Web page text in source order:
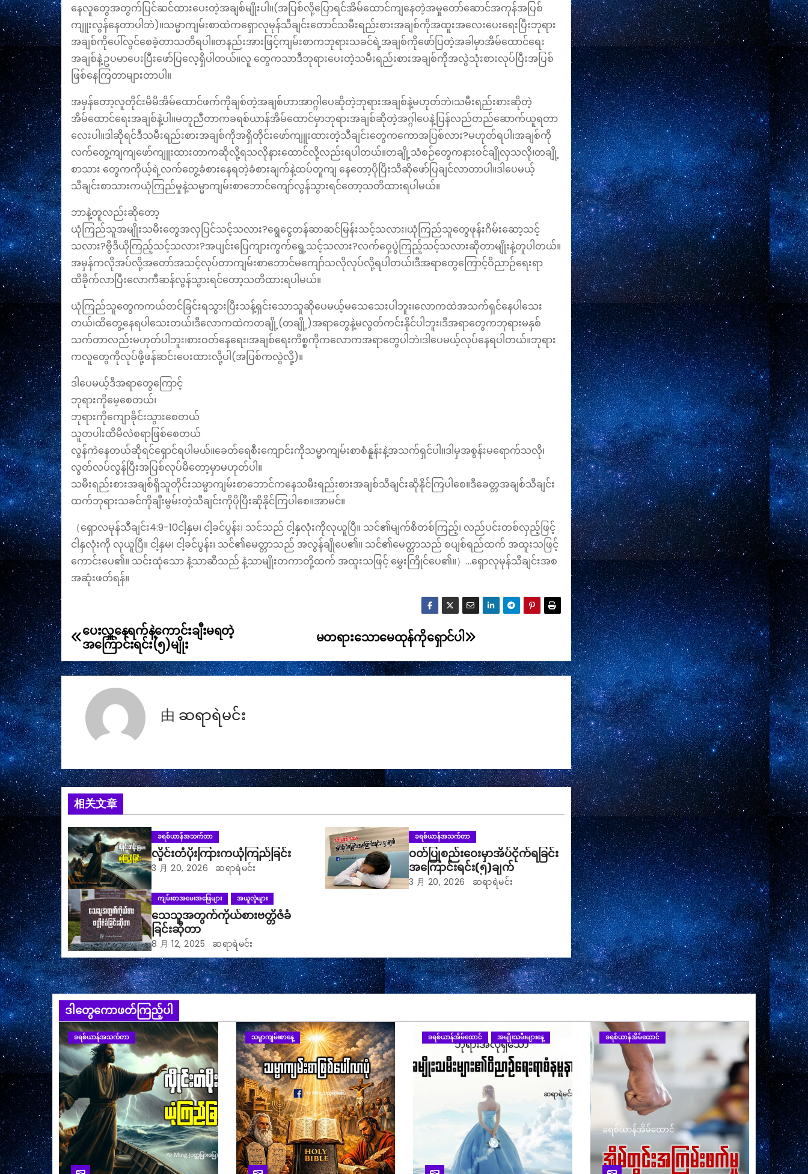
နေလူတွေအတွက်ပြင်ဆင်ထားပေးတဲ့အချစ်မျိုးပါ။(အပြစ်လို့ပြောရင်အိမ်ထောင်ကျနေတဲ့အမှုတော်ဆောင်အကုန်အပြစ်
ကျူးလွန်နေတာပါဘဲ)။သမ္မာကျမ်းစာထဲက‌ရှောလုမုန်သီချင်း‌တောင်သမီးရည်းစားအချစ်ကိုအထူးအလေးပေးရေးပြီးဘုရား
အချစ်ကိုပေါ်လွင်စေခဲ့တာသတိရပါ။တနည်းအားဖြင့်ကျမ်းစာကဘုရားသခင်ရဲ့အချစ်ကိုဖော်ပြတဲ့အခါမှာအိမ်ထောင်ရေး
အချစ်နဲ့ဥပမာပေးပြီး‌ဖော်ပြလေ့ရှိပါတယ်။လူ‌ တွေကသာဒီဘုရားပေးတဲ့သမီးရည်းစားအချစ်ကိုအလွဲသုံးစားလုပ်ပြီးအပြစ်
ဖြစ်နေကြတာများတာပါ။
အမှန်တော့လူတိုင်းမိမိအိမ်ထောင်ဖက်ကိုချစ်တဲ့အချစ်ဟာအာဂ္ဂါပေဆိုတဲ့ဘုရားအချစ်နဲ့မဟုတ်ဘဲ၊သမီးရည်းစားဆိုတဲ့
အိမ်‌ထောင်ရေးအချစ်နဲ့ပါ။မတူညီတာ‌ကခရစ်ယာန်အိမ်ထောင်မှာဘုရားအချစ်ဆိုတဲ့အဂ္ဂါပေနဲ့ပြန်လည်တည်‌ဆောက်ယူရတာ
လေးပါ။ဒါဆိုရင်ဒီသမီးရည်းစားအချစ်ကိုအရှိတိုင်းဖော်ကျူးထားတဲ့သီချင်းတွေကကောအပြစ်လား?မဟုတ်ရပါ၊အချစ်ကို
လက်တွေ့ကျကျဖော်ကျူးထားတာကဆိုလို့ရသလိုနားထောင်လို့လည်းရပါတယ်။တချို့သံစဉ်‌တွေကနားဝင်ချိုလှသလို၊တချို့
စာသား‌ တွေကကိုယ့်ရဲ့လက်‌တွေ့ခံစားနေရတဲ့ခံစားချက်နဲ့ထပ်တူကျ‌ နေတော့ပိုပြီးသီဆိုဖော်ပြချင်လာတာပါ။ဒါ‌ပေမယ့်
သီချင်းစာသားကယုံကြည်မှုနဲ့သမ္မာကျမ်းစာဘောင်ကျော်လွန်သွားရင်တော့သတိထားရပါမယ်။
ဘာနဲ့တူလည်းဆိုတော့
ယုံကြည်သူအမျိုးသမီးတွေအလှပြင်သင့်သလား?ရွေငွေတန်ဆာဆင်မြန်းသင့်သလား၊ယုံကြည်သူ‌တွေဖုန်းဂိမ်း‌ဆော့သင့်
သလား?ဗွီဒီယိုကြည့်သင့်သလား?အပျင်းပြေကျားကွက်ရွေ့သင့်သလား?လက်ဝှေ့ပွဲကြည့်သင့်သလားဆိုတာမျိုးနဲ့တူပါတယ်။
အမှန်ကလိုအပ်လို့‌အတော်အသင့်လုပ်တာကျမ်းစာဘောင်မကျော်သလိုလုပ်လို့ရပါတယ်၊ဒီအရာတွေကြောင့်ဝိညာဉ်ရေးရာ
ထိခိုက်လာပြီးလောကီဆန်လွန်သွားရင်တော့သတိထားရပါမယ်။
ယုံကြည်သူတွေကကယ်တင်ခြင်းရသွားပြီးသန့်ရှင်းသောသူဆိုပေမယ့်မသေသေးပါဘူး၊လောကထဲအသက်ရှင်နေပါသေး
တယ်၊ထိတွေ့နေရပါသေးတယ်၊ဒီလောကထဲကတချို့(တချို့)အရာတွေနဲ့မလွတ်ကင်းနိုင်ပါဘူး၊ဒီအရာ‌တွေကဘုရားမနှစ်
သက်တာလည်းမဟုတ်ပါဘူး၊စားဝတ်နေရေး၊အချစ်‌ရေးကိစ္စကိုကလောကအရာတွေပါဘဲ၊ဒါပေမယ့်လုပ်နေရပါတယ်။ဘုရား
ကလူတွေကိုလုပ်ဖို့ဖန်ဆင်းပေးထားလို့ပါ(အပြစ်ကလွဲလို့)။
ဒါပေမယ့်ဒီအရာတွေကြောင့်
ဘုရားကိုမေ့စေတယ်၊
ဘုရားကိုကျောခိုင်းသွားစေတယ်
သူတပါးထိမိလဲစရာဖြစ်စေတယ်
လွန်ကဲနေတယ်ဆိုရင်ရှောင်ရပါမယ်။ခေတ်ရေစီးကျောင်းကိုသမ္မာကျမ်းစာစံနူန်းနဲ့အသက်ရှင်ပါ။ဒါမှအစွန်း‌မရောက်သလို၊
လွတ်လပ်လွန်ပြီးအပြစ်လုပ်မိ‌တော့မှာမဟုတ်ပါ။
သမီးရည်းစားအချစ်ရှိသူတိုင်းသမ္မာကျမ်းစာ‌ဘောင်ကနေသမီးရည်းစားအချစ်သီချင်းဆိုနိုင်ကြပါစေ။ဒီခေတ္တအချစ်သီချင်း
ထက်ဘုရားသခင်ကိုချီးမွမ်းတဲ့သီချင်းကိုပိုပြီးဆိုနိုင်ကြပါစေ။အာမင်။
（ရှောလမုန်သီချင်း4:9‭-‬10ငါ့​နှ​မ၊ ငါ့​ခင်​ပွန်း၊ သင်​သည် ငါ့​နှ​လုံး​ကို​လု​ယူ​ပြီ။ သင်၏​မျက်​စိ​တစ်​ကြည့်၊ လည်​ပင်း​တစ်​လှည့်​ဖြင့်
ငါ​နှ​လုံး​ကို လု​ယူ​ပြီ။ ငါ့​နှ​မ၊ ငါ့​ခင်​ပွန်း၊ သင်၏​မေ​တ္တာ​သည် အ​လွန်​ချို​ပေ၏။ သင်၏​မေ​တ္တာ​သည် စ​ပျစ်​ရည်​ထက် အ​ထူး​သ​ဖြင့်
ကောင်း​ပေ၏။ သင်း​ထုံ​သော နံ့​သာ​ဆီ​သည် နံ့​သာ​မျိုး​တ​ကာ​တို့​ထက် အ​ထူး​သ​ဖြင့် မွှေး​ကြိုင်​ပေ၏။）…ရှောလုမုန်သီချင်းအစ
အဆုံးဖတ်ရန်။
文
章
航
မတရားသောမေထုန်ကိုရှောင်ပါ
ပေးလှူနေရက်နဲ့ကောင်းချီးမရတဲ့
အကြောင်းရင်း(၅)မျိုး
由 ဆရာရဲမင်း
相关文章
ခရစ်ယာန်အသက်တာ
လှိုင်းတံပိုးကြားကယုံကြည်ခြင်း
3 月 20, 2026 ဆရာရဲမင်း
ခရစ်ယာန်အသက်တာ
ဝတ်ပြုစည်းဝေးမှာအိပ်ငိုက်ရခြင်း
အကြောင်းရင်း(၅)ချက်
3 月 20, 2026 ဆရာရဲမင်း
ကျမ်းစာအမေးအဖြေများ အယူလွဲများ
သေသူအတွက်ကိုယ်စားဗတ္တိဇံခံ
ခြင်းဆိုတာ
8 月 12, 2025 ဆရာရဲမင်း
ဒါတွေကောဖတ်ကြည့်ပါ
ခရစ်ယာန်အသက်တာ သမ္မာကျမ်းစာနေ့ ခရစ်ယာန်အိမ်ထောင် အမျိုးသမီးများနေ့ ခရစ်ယာန်အိမ်ထောင်